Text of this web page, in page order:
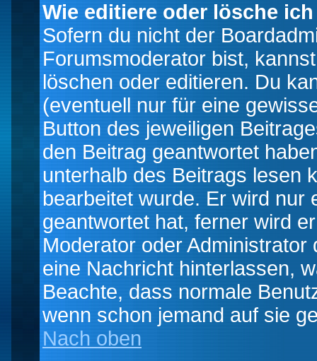
Wie editiere oder lösche
Sofern du nicht der
Forumsmoderator bist,
löschen oder editieren. Du
(eventuell nur für eine
Button des jeweiligen
den Beitrag geantwortet
unterhalb des Beitrags lesen
bearbeitet wurde. Er wird nur
geantwortet hat, ferner wird
Moderator oder
eine Nachricht hinterlassen,
Beachte, dass normale
wenn schon jemand auf sie
Nach oben